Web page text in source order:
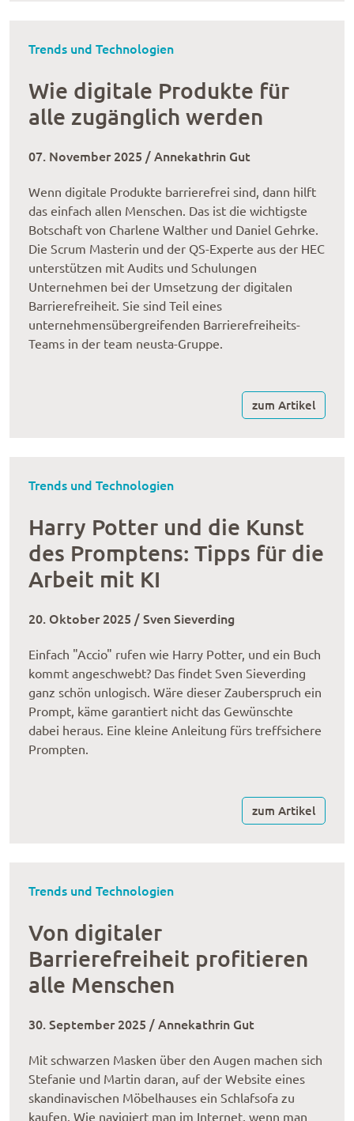
Trends und Technologien
Wie digitale Produkte für
alle zugänglich werden
07. November 2025 / Annekathrin Gut
Wenn digitale Produkte barrierefrei sind, dann hilft
das einfach allen Menschen. Das ist die wichtigste
Botschaft von Charlene Walther und Daniel Gehrke.
Die Scrum Masterin und der QS-Experte aus der HEC
unterstützen mit Audits und Schulungen
Unternehmen bei der Umsetzung der digitalen
Barrierefreiheit. Sie sind Teil eines
unternehmensübergreifenden Barrierefreiheits-
Teams in der team neusta-Gruppe.
zum Artikel
Trends und Technologien
Harry Potter und die Kunst
des Promptens: Tipps für die
Arbeit mit KI
20. Oktober 2025 / Sven Sieverding
Einfach "Accio" rufen wie Harry Potter, und ein Buch
kommt angeschwebt? Das findet Sven Sieverding
ganz schön unlogisch. Wäre dieser Zauberspruch ein
Prompt, käme garantiert nicht das Gewünschte
dabei heraus. Eine kleine Anleitung fürs treffsichere
Prompten.
zum Artikel
Trends und Technologien
Von digitaler
Barrierefreiheit profitieren
alle Menschen
30. September 2025 / Annekathrin Gut
Mit schwarzen Masken über den Augen machen sich
Stefanie und Martin daran, auf der Website eines
skandinavischen Möbelhauses ein Schlafsofa zu
kaufen. Wie navigiert man im Internet, wenn man